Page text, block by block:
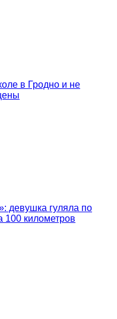
в Гродно и не
девушка гуляла по
100 километров